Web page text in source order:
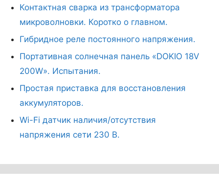
Контактная сварка из трансформатора
микроволновки. Коротко о главном.
Гибридное реле постоянного напряжения.
Портативная солнечная панель «DOKIO 18V
200W». Испытания.
Простая приставка для восстановления
аккумуляторов.
Wi-Fi датчик наличия/отсутствия
напряжения сети 230 В.